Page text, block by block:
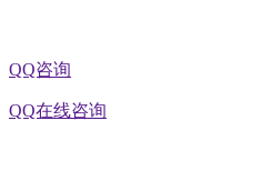
QQ咨询
QQ在线咨询